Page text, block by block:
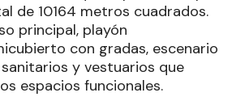
de 10164 metros cuadrados.
principal, playón
con gradas, escenario
y vestuarios que
espacios funcionales.